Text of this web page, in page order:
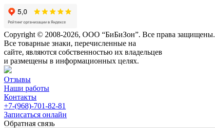
Copyright © 2008-2026, ООО “БиБиЗон”. Все права защищены.
Все товарные знаки, перечисленные на
сайте, являются собственностью их владельцев
и размещены в информационных целях.
Отзывы
Наши работы
Контакты
+7-(968)-701-82-81
Записаться онлайн
Обратная связь